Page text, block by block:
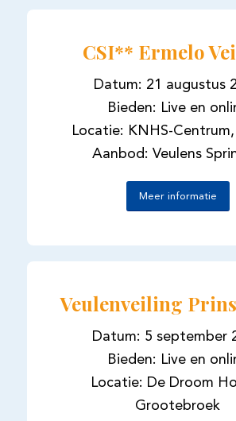
CSI** Ermelo
Datum: 21 augustus
Bieden: Live en
Locatie: KNHS-
Aanbod: Veulens
Meer informatie
Veulenveiling
Datum: 5 september
Bieden: Live en
Locatie: De Droom
Grootebroek